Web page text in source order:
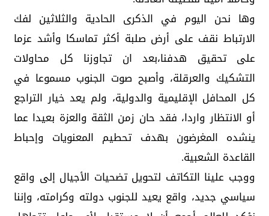
وها نحن اليوم في الذكرى الحادية والثلاثين لفك
الارتباط نقف على أرض صلبة أكثر تماسكا وأشد عزما
على تحقيق هدفنا،بعد ان تجاوزنا كل محاولات
التشكيك والعرقلة، وأصبح صوت الجنوب مسموعا في
كل المحافل الإقليمية والدولية، ولم يعد خيار التراجع
أو الانتظار واردا، فقد حان زمن الثقة والعزة بعيدا عما
ينشده المغرضون بهدف تحطيم المعنويات وإحباط
القاعدة الشعبية.
ووجب علينا التكاتف لتحويل تضحيات الأجيال إلى واقع
سياسي جديد، واقع يعيد للجنوب دولته وكرامته، وإننا